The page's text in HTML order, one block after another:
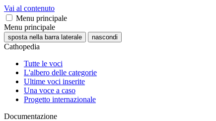
Vai al contenuto
Menu principale
Menu principale
sposta nella barra laterale nascondi
Cathopedia
Tutte le voci
L'albero delle categorie
Ultime voci inserite
Una voce a caso
Progetto internazionale
Documentazione